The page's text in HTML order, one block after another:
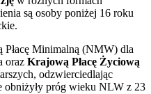
są osoby poniżej 16 roku
Minimalną (NMW) dla
oraz Krajową Płacę Życiową
odzwierciedlając
obniżyły próg wieku NLW z 23